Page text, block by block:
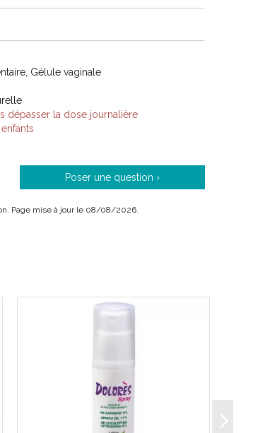
Gélule vaginale
dépasser la dose journalière
Poser une question ›
Page mise à jour le 08/08/2026.